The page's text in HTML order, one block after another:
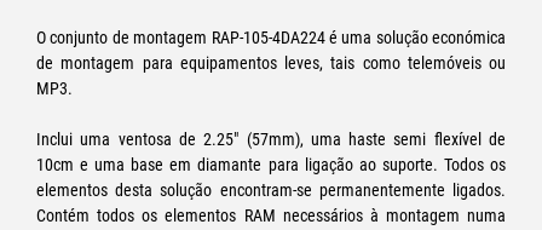
O conjunto de montagem RAP-105-4DA224 é uma solução económica
de montagem para equipamentos leves, tais como telemóveis ou
MP3.
Inclui uma ventosa de 2.25" (57mm), uma haste semi flexível de
10cm e uma base em diamante para ligação ao suporte. Todos os
elementos desta solução encontram-se permanentemente ligados.
Contém todos os elementos RAM necessários à montagem numa